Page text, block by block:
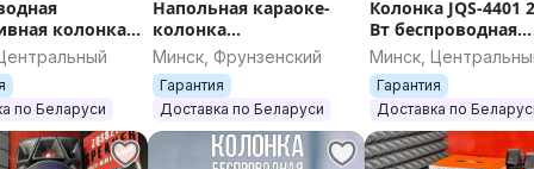
колонка
A60 100W с
BASS
Bluetooth
по Беларуси
Напольная караоке-
колонка
JQS9011L/9088L 60W с 2-
мя микрофонами и
RGB подсветкой
обшивка из дерева
Минск, Фрунзенский
Гарантия
Доставка по Беларуси
Колонка JQS-4401
Вт беспроводная
bluetooth с
микрофоном
и яркой
пультом ДУ
Минск,
Гарантия
Доставка по